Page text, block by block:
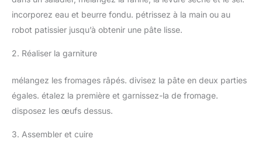
incorporez eau et beurre fondu. pétrissez à la main ou au
robot patissier jusqu’à obtenir une pâte lisse.
2. Réaliser la garniture
mélangez les fromages râpés. divisez la pâte en deux parties
égales. étalez la première et garnissez-la de fromage.
disposez les œufs dessus.
3. Assembler et cuire